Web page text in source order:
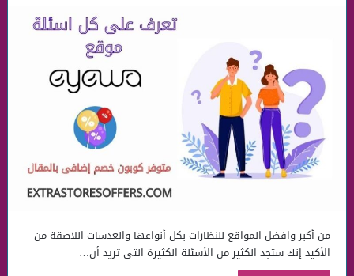
من أكبر وافضل المواقع للنظارات بكل أنواعها والعدسات اللاصقة من
الأكيد إنك ستجد الكثير من الأسئلة الكثيرة التى تريد أن…